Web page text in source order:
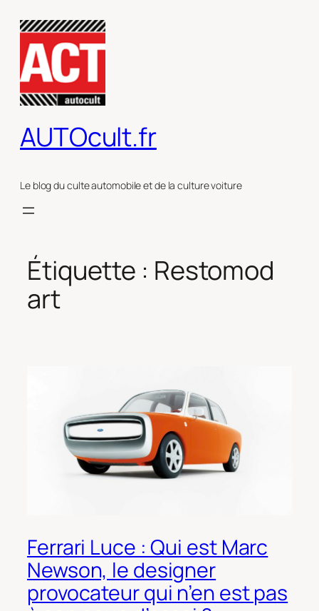
contenu
AUTOcult.fr
Le blog du culte automobile et de la culture voiture
Étiquette : Restomod
art
Ferrari Luce : Qui est Marc
Newson, le designer
provocateur qui n’en est pas